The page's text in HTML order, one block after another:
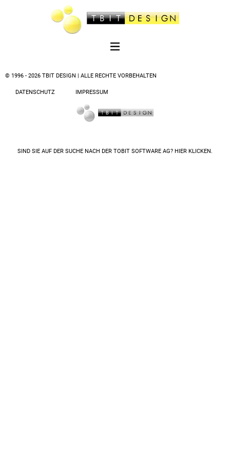
© 1996 - 2026 TBIT DESIGN | ALLE RECHTE VORBEHALTEN
DATENSCHUTZ IMPRESSUM
SIND SIE AUF DER SUCHE NACH DER TOBIT SOFTWARE AG? HIER KLICKEN.